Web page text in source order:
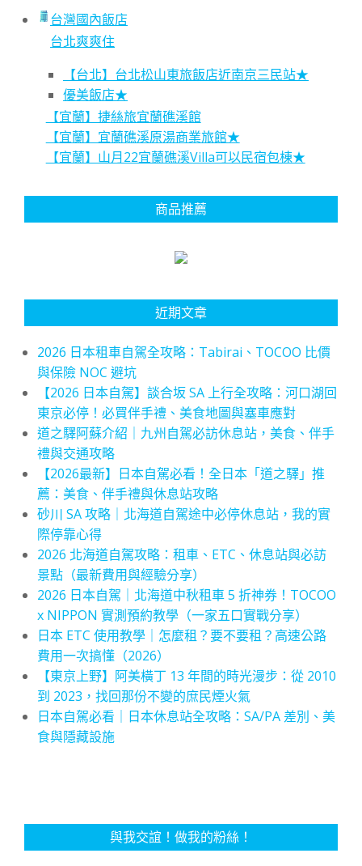
台灣國內飯店
台北爽爽住
【台北】台北松山東旅飯店近南京三民站★
優美飯店★
【宜蘭】捷絲旅宜蘭礁溪館
【宜蘭】宜蘭礁溪原湯商業旅館★
【宜蘭】山月22宜蘭礁溪Villa可以民宿包棟★
商品推薦
近期文章
2026 日本租車自駕全攻略：Tabirai、TOCOO 比價
與保險 NOC 避坑
【2026 日本自駕】談合坂 SA 上行全攻略：河口湖回
東京必停！必買伴手禮、美食地圖與塞車應對
道之驛阿蘇介紹｜九州自駕必訪休息站，美食、伴手
禮與交通攻略
【2026最新】日本自駕必看！全日本「道之驛」推
薦：美食、伴手禮與休息站攻略
砂川 SA 攻略｜北海道自駕途中必停休息站，我的實
際停靠心得
2026 北海道自駕攻略：租車、ETC、休息站與必訪
景點（最新費用與經驗分享）
2026 日本自駕｜北海道中秋租車 5 折神券！TOCOO
x NIPPON 實測預約教學（一家五口實戰分享）
日本 ETC 使用教學｜怎麼租？要不要租？高速公路
費用一次搞懂（2026）
【東京上野】阿美橫丁 13 年間的時光漫步：從 2010
到 2023，找回那份不變的庶民煙火氣
日本自駕必看｜日本休息站全攻略：SA/PA 差別、美
食與隱藏設施
與我交誼！做我的粉絲！